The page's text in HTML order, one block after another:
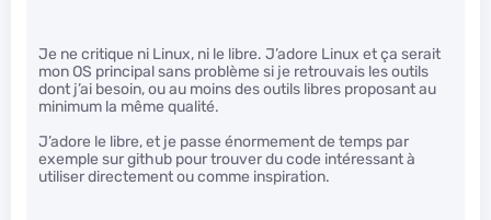
Je ne critique ni Linux, ni le libre. J’adore Linux et ça serait
mon OS principal sans problème si je retrouvais les outils
dont j’ai besoin, ou au moins des outils libres proposant au
minimum la même qualité.
J’adore le libre, et je passe énormement de temps par
exemple sur github pour trouver du code intéressant à
utiliser directement ou comme inspiration.